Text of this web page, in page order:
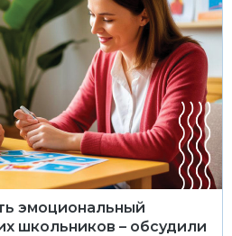
эмоциональный
школьников – обсудили